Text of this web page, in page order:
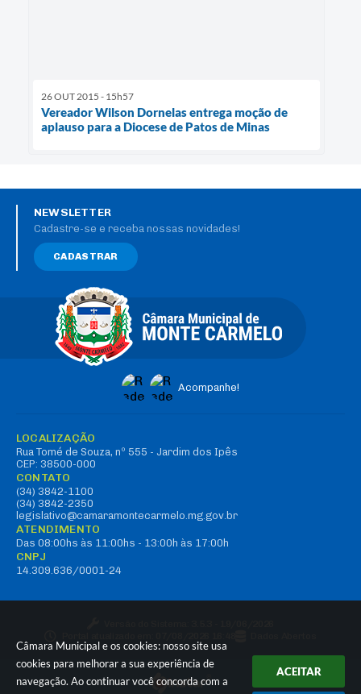
Câmara Municipal e os cookies: nosso site usa
cookies para melhorar a sua experiência de
navegação. Ao continuar você concorda com a
ACEITAR
26 OUT 2015 - 15h57
Vereador Wilson Dornelas entrega moção de
aplauso para a Diocese de Patos de Minas
Acompanhe!
NEWSLETTER
Cadastre-se e receba nossas novidades!
CADASTRAR
LOCALIZAÇÃO
Rua Tomé de Souza, nº 555 - Jardim dos Ipês
CEP: 38500-000
CONTATO
(34) 3842-1100
(34) 3842-2350
legislativo@camaramontecarmelo.mg.gov.br
ATENDIMENTO
Das 08:00hs às 11:00hs - 13:00h às 17:00h
CNPJ
14.309.636/0001-24